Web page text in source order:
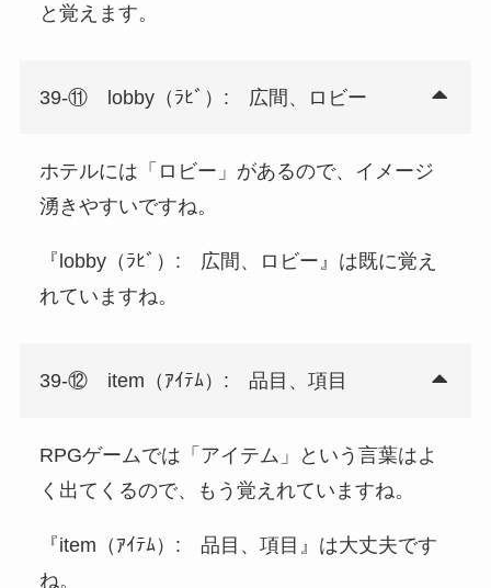
と覚えます。
39-⑪ lobby（ﾗﾋﾞ）: 広間、ロビー
ホテルには「ロビー」があるので、イメージ
湧きやすいですね。
『lobby（ﾗﾋﾞ）: 広間、ロビー』は既に覚え
れていますね。
39-⑫ item（ｱｲﾃﾑ）: 品目、項目
RPGゲームでは「アイテム」という言葉はよ
く出てくるので、もう覚えれていますね。
『item（ｱｲﾃﾑ）: 品目、項目』は大丈夫です
ね。